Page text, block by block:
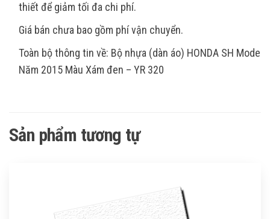
thiết để giảm tối đa chi phí.
Giá bán chưa bao gồm phí vận chuyển.
Toàn bộ thông tin về: Bộ nhựa (dàn áo) HONDA SH Mode
Năm 2015 Màu Xám đen – YR 320
Sản phẩm tương tự